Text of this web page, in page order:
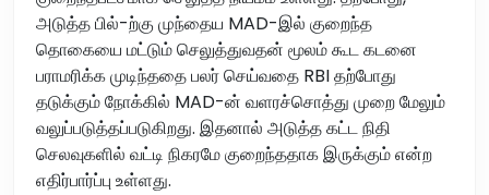
அடுத்த பில்-ற்கு முந்தைய MAD-இல் குறைந்த
தொகையை மட்டும் செலுத்துவதன் மூலம் கூட கடனை
பராமரிக்க முடிந்ததை பலர் செய்வதை RBI தற்போது
தடுக்கும் நோக்கில் MAD-ன் வளரச்சொத்து முறை மேலும்
வலுப்படுத்தப்படுகிறது. இதனால் அடுத்த கட்ட நிதி
செலவுகளில் வட்டி நிகரமே குறைந்ததாக இருக்கும் என்ற
எதிர்பார்ப்பு உள்ளது.